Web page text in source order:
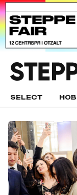
SELECT